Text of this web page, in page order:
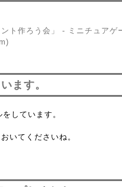
ト作ろう会」 - ミニチュアゲ
ます。
しています。
いてくださいね。